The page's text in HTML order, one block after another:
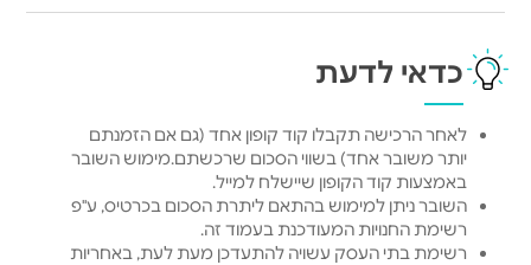
כדאי לדעת
לאחר הרכישה תקבלו קוד קופון אחד (גם אם הזמנתם
יותר משובר אחד) בשווי הסכום שרכשתם.מימוש השובר
באמצעות קוד הקופון שיישלח למייל.
השובר ניתן למימוש בהתאם ליתרת הסכום בכרטיס, ע"פ
רשימת החנויות המעודכנת בעמוד זה.
רשימת בתי העסק עשויה להתעדכן מעת לעת, באחריות